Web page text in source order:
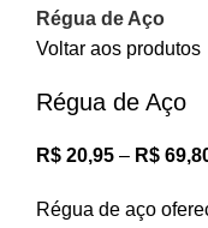
Régua de Aço
Voltar aos produtos
Régua de Aço
R$ 20,95 – R$
Régua de aço